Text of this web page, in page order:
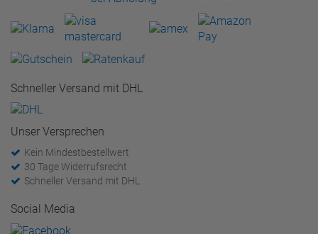
Schneller Versand mit DHL
Unser Versprechen
Kein Mindestbestellwert
30 Tage Widerrufsrecht
Schneller Versand mit DHL
Social Media